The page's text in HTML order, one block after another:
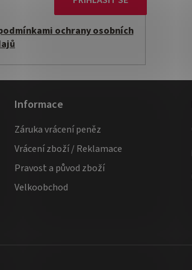
ochrany osobních
Informace
Záruka vrácení peněz
Vrácení zboží / Reklamace
Pravost a původ zboží
Velkoobchod